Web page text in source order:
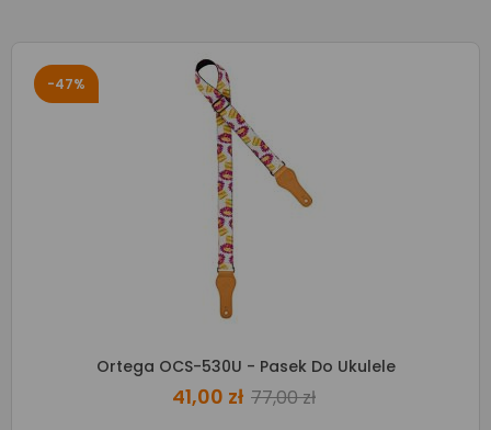
-47%
Ortega OCS-530U - Pasek Do Ukulele
41,00 zł 77,00 zł